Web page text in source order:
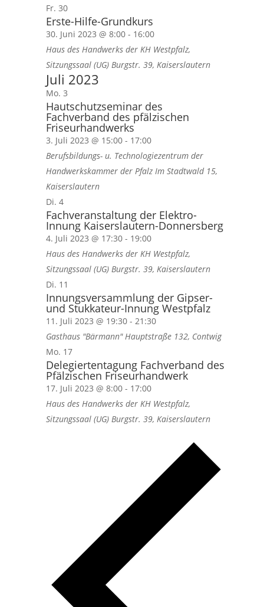
Fr.30
Erste-Hilfe-Grundkurs
30. Juni 2023 @ 8:00 - 16:00
Haus des Handwerks der KH Westpfalz,
Sitzungssaal (UG)Burgstr. 39, Kaiserslautern
Juli 2023
Mo.3
Hautschutzseminar des
Fachverband des pfälzischen
Friseurhandwerks
3. Juli 2023 @ 15:00 - 17:00
Berufsbildungs- u. Technologiezentrum der
Handwerkskammer der PfalzIm Stadtwald 15,
Kaiserslautern
Di.4
Fachveranstaltung der Elektro-
Innung Kaiserslautern-Donnersberg
4. Juli 2023 @ 17:30 - 19:00
Haus des Handwerks der KH Westpfalz,
Sitzungssaal (UG)Burgstr. 39, Kaiserslautern
Di. 11
Innungsversammlung der Gipser-
und Stukkateur-Innung Westpfalz
11. Juli 2023 @ 19:30 -21:30
Gasthaus "Bärmann"Hauptstraße 132, Contwig
Mo. 17
Delegiertentagung Fachverband des
Pfälzischen Friseurhandwerk
17. Juli 2023 @ 8:00 - 17:00
Haus des Handwerks der KH Westpfalz,
Sitzungssaal (UG)Burgstr. 39, Kaiserslautern